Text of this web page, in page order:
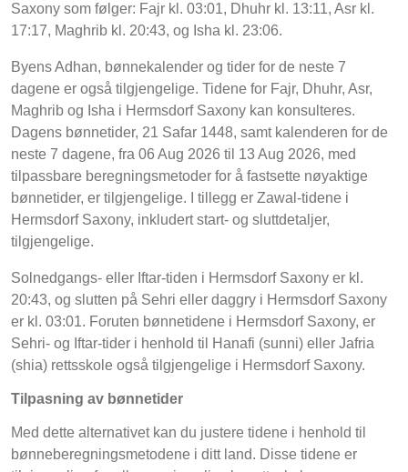
Saxony som følger: Fajr kl. 03:01, Dhuhr kl. 13:11, Asr kl.
17:17, Maghrib kl. 20:43, og Isha kl. 23:06.
Byens Adhan, bønnekalender og tider for de neste 7
dagene er også tilgjengelige. Tidene for Fajr, Dhuhr, Asr,
Maghrib og Isha i Hermsdorf Saxony kan konsulteres.
Dagens bønnetider, 21 Safar 1448, samt kalenderen for de
neste 7 dagene, fra 06 Aug 2026 til 13 Aug 2026, med
tilpassbare beregningsmetoder for å fastsette nøyaktige
bønnetider, er tilgjengelige. I tillegg er Zawal-tidene i
Hermsdorf Saxony, inkludert start- og sluttdetaljer,
tilgjengelige.
Solnedgangs- eller Iftar-tiden i Hermsdorf Saxony er kl.
20:43, og slutten på Sehri eller daggry i Hermsdorf Saxony
er kl. 03:01. Foruten bønnetidene i Hermsdorf Saxony, er
Sehri- og Iftar-tider i henhold til Hanafi (sunni) eller Jafria
(shia) rettsskole også tilgjengelige i Hermsdorf Saxony.
Tilpasning av bønnetider
Med dette alternativet kan du justere tidene i henhold til
bønneberegningsmetodene i ditt land. Disse tidene er